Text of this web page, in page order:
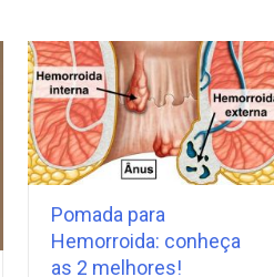
Pomada para
Hemorroida: conheça
as 2 melhores!